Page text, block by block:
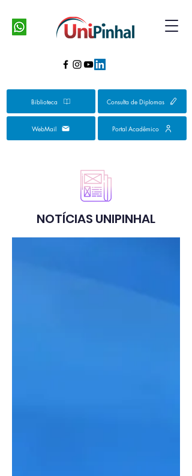
Biblioteca Consulta de Diplomas
WebMail Portal Acadêmico
NOTÍCIAS UNIPINHAL